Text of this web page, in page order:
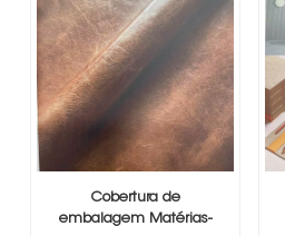
Cobertura de
embalagem Matérias-